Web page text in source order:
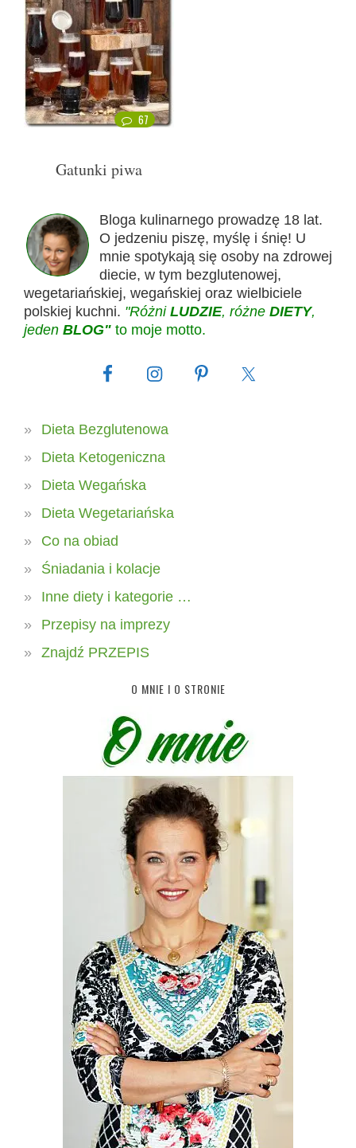
67
Gatunki piwa
Bloga kulinarnego prowadzę 18 lat.
O jedzeniu piszę, myślę i śnię! U
mnie spotykają się osoby na zdrowej
diecie, w tym bezglutenowej,
wegetariańskiej, wegańskiej oraz wielbiciele
polskiej kuchni. "Różni LUDZIE, różne DIETY,
jeden BLOG" to moje motto.
Dieta Bezglutenowa
Dieta Ketogeniczna
Dieta Wegańska
Dieta Wegetariańska
Co na obiad
Śniadania i kolacje
Inne diety i kategorie …
Przepisy na imprezy
Znajdź PRZEPIS
O MNIE I O STRONIE